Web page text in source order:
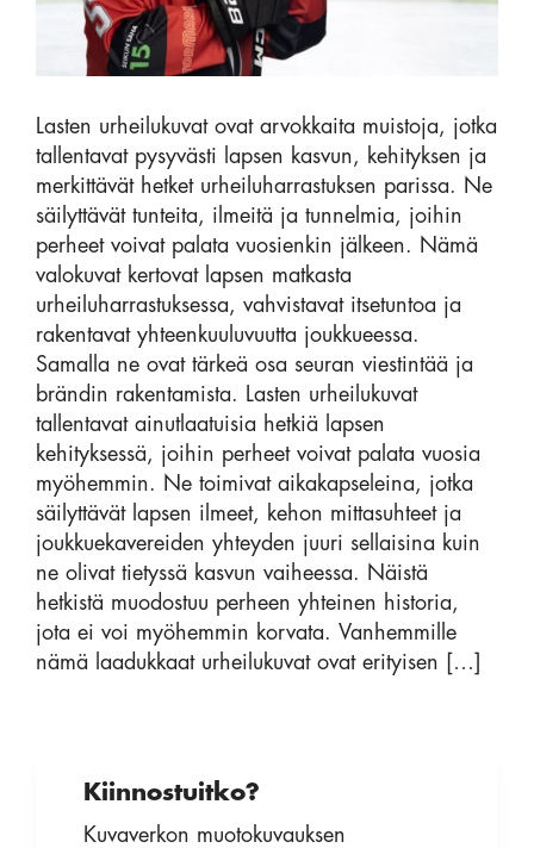
Lasten urheilukuvat ovat arvokkaita muistoja, jotka
tallentavat pysyvästi lapsen kasvun, kehityksen ja
merkittävät hetket urheiluharrastuksen parissa. Ne
säilyttävät tunteita, ilmeitä ja tunnelmia, joihin
perheet voivat palata vuosienkin jälkeen. Nämä
valokuvat kertovat lapsen matkasta
urheiluharrastuksessa, vahvistavat itsetuntoa ja
rakentavat yhteenkuuluvuutta joukkueessa.
Samalla ne ovat tärkeä osa seuran viestintää ja
brändin rakentamista. Lasten urheilukuvat
tallentavat ainutlaatuisia hetkiä lapsen
kehityksessä, joihin perheet voivat palata vuosia
myöhemmin. Ne toimivat aikakapseleina, jotka
säilyttävät lapsen ilmeet, kehon mittasuhteet ja
joukkuekavereiden yhteyden juuri sellaisina kuin
ne olivat tietyssä kasvun vaiheessa. Näistä
hetkistä muodostuu perheen yhteinen historia,
jota ei voi myöhemmin korvata. Vanhemmille
nämä laadukkaat urheilukuvat ovat erityisen […]
Kiinnostuitko?
Kuvaverkon muotokuvauksen